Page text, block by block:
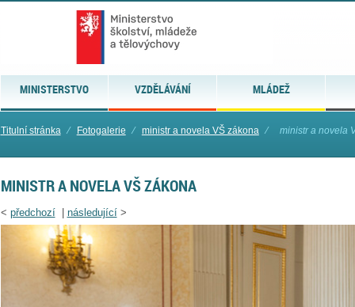
MINISTERSTVO VZDĚLÁVÁNÍ MLÁDEŽ
Titulní stránka ⁄ Fotogalerie ⁄ ministr a novela VŠ zákona ⁄ ministr a novela
MINISTR A NOVELA VŠ ZÁKONA
< předchozí| následující>